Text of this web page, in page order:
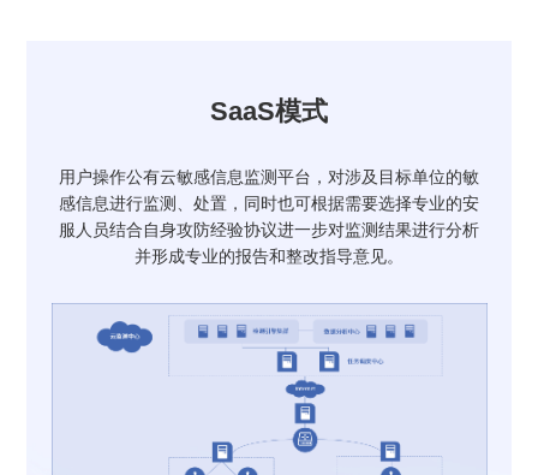
SaaS模式
用户操作公有云敏感信息监测平台，对涉及目标单位的敏
感信息进行监测、处置，同时也可根据需要选择专业的安
服人员结合自身攻防经验协议进一步对监测结果进行分析
并形成专业的报告和整改指导意见。